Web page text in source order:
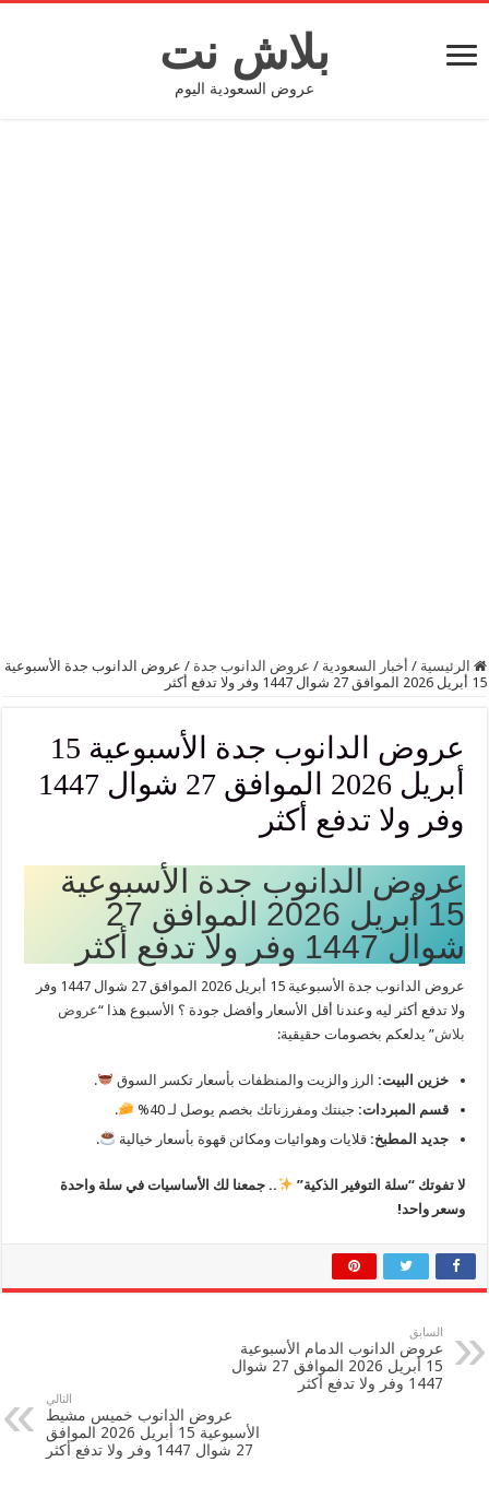
بلاش نت
عروض السعودية اليوم
الرئيسية / أخبار السعودية / عروض الدانوب جدة / عروض الدانوب جدة الأسبوعية
15 أبريل 2026 الموافق 27 شوال 1447 وفر ولا تدفع أكثر
عروض الدانوب جدة الأسبوعية 15
أبريل 2026 الموافق 27 شوال 1447
وفر ولا تدفع أكثر
عروض الدانوب جدة الأسبوعية
15 أبريل 2026 الموافق 27
شوال 1447 وفر ولا تدفع أكثر
عروض الدانوب جدة الأسبوعية 15 أبريل 2026 الموافق 27 شوال 1447 وفر
ولا تدفع أكثر ليه وعندنا أقل الأسعار وأفضل جودة ؟ الأسبوع هذا “عروض
بلاش” يدلعكم بخصومات حقيقية:
خزين البيت: الرز والزيت والمنظفات بأسعار تكسر السوق
.
قسم المبردات: جبنتك ومفرزناتك بخصم يوصل لـ 40%
.
جديد المطبخ: قلايات وهوائيات ومكائن قهوة بأسعار خيالية .
لا تفوتك “سلة التوفير الذكية”
.. جمعنا لك الأساسيات في سلة واحدة
وسعر واحد!
السابق
عروض الدانوب الدمام الأسبوعية
15 أبريل 2026 الموافق 27 شوال
1447 وفر ولا تدفع أكثر
التالي
عروض الدانوب خميس مشيط
الأسبوعية 15 أبريل 2026 الموافق
27 شوال 1447 وفر ولا تدفع أكثر